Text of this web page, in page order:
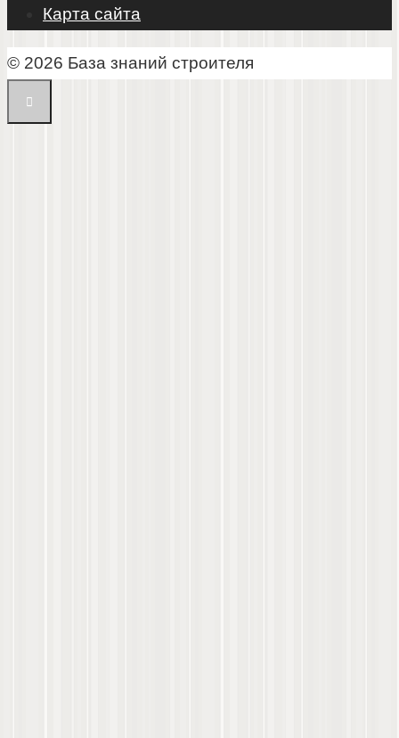
Карта сайта
© 2026 База знаний строителя